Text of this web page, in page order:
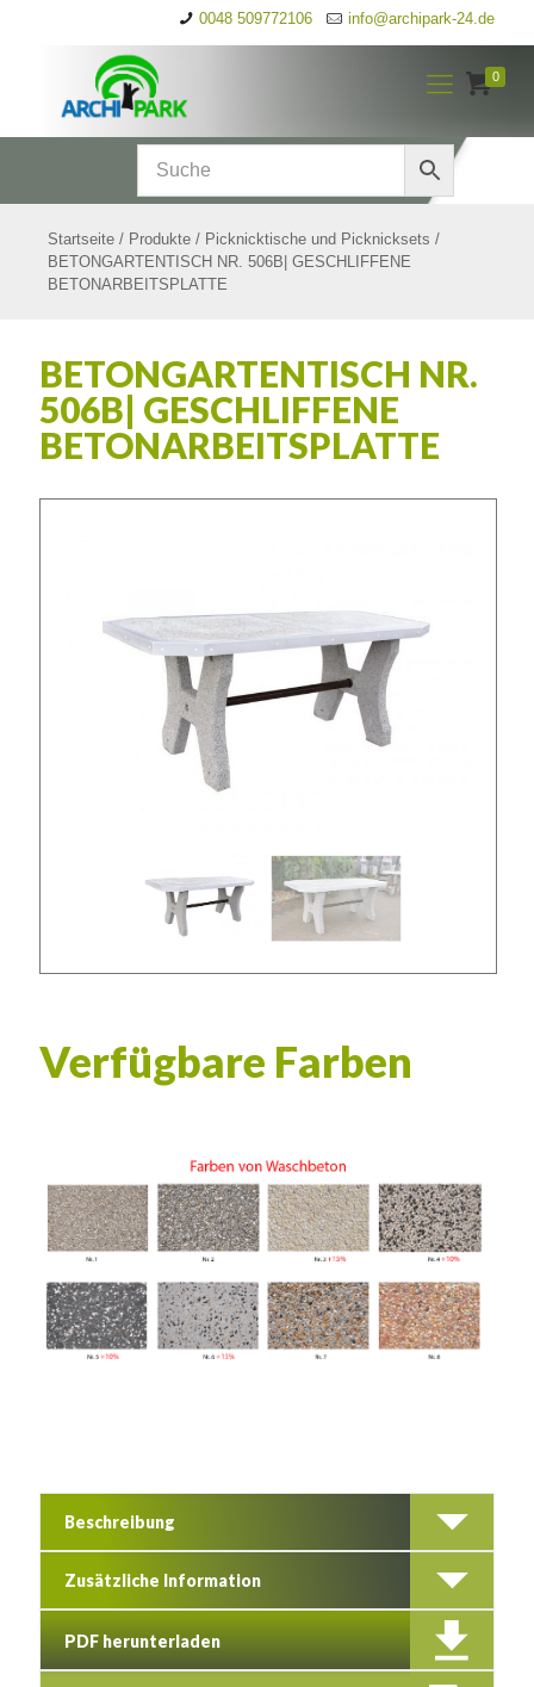
0048 509772106 info@archipark-24.de
0
Startseite / Produkte / Picknicktische und Picknicksets /
BETONGARTENTISCH NR. 506B| GESCHLIFFENE
BETONARBEITSPLATTE
BETONGARTENTISCH NR.
506B| GESCHLIFFENE
BETONARBEITSPLATTE
Verfügbare Farben
Beschreibung
Zusätzliche Information
PDF herunterladen